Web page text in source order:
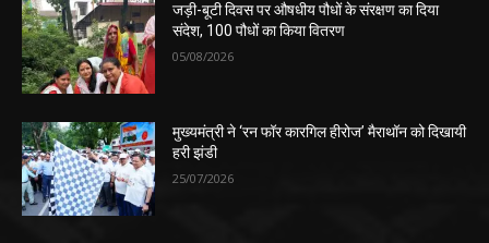
जड़ी-बूटी दिवस पर औषधीय पौधों के संरक्षण का दिया
संदेश, 100 पौधों का किया वितरण
05/08/2026
मुख्यमंत्री ने ‘रन फॉर कारगिल हीरोज’ मैराथॉन को दिखायी
हरी झंडी
25/07/2026